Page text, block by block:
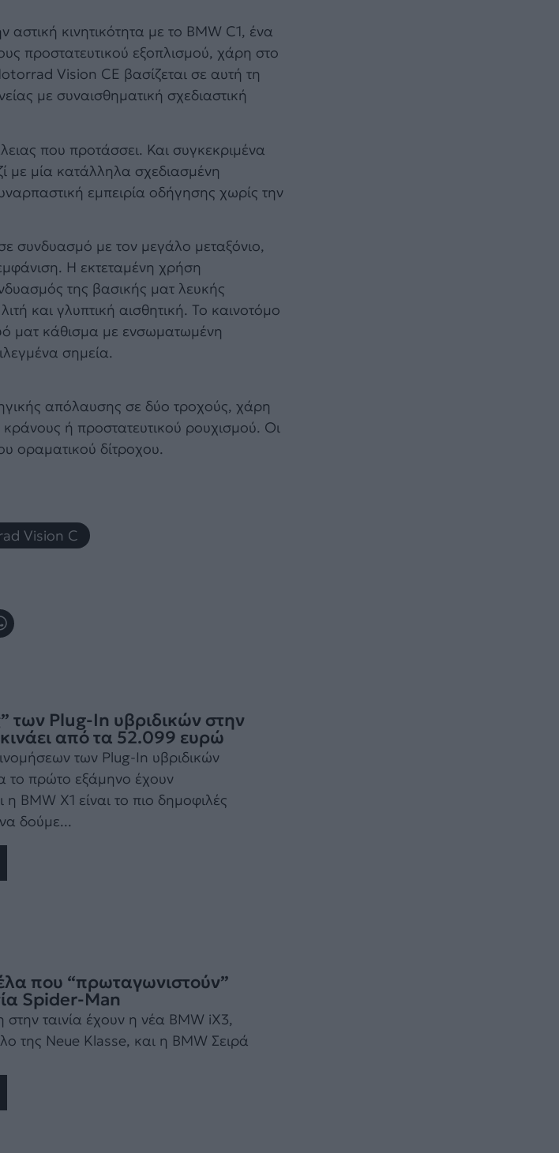
κινητικότητα με το BMW C1, ένα
προστατευτικού εξοπλισμού, χάρη στο
Vision CE βασίζεται σε αυτή τη
με συναισθηματική σχεδιαστική
που προτάσσει. Και συγκεκριμένα
με μία κατάλληλα σχεδιασμένη
εμπειρία οδήγησης χωρίς την
συνδυασμό με τον μεγάλο μεταξόνιο,
Η εκτεταμένη χρήση
της βασικής ματ λευκής
και γλυπτική αισθητική. Το καινοτόμο
ματ κάθισμα με ενσωματωμένη
σημεία.
απόλαυσης σε δύο τροχούς, χάρη
ή προστατευτικού ρουχισμού. Οι
οραματικού δίτροχου.
Vision C
των Plug-In υβριδικών στην
από τα 52.099 ευρώ
των Plug-In υβριδικών
το πρώτο εξάμηνο έχουν
η BMW X1 είναι το πιο δημοφιλές
δούμε...
που “πρωταγωνιστούν”
Spider-Man
στην ταινία έχουν η νέα BMW iX3,
της Neue Klasse, και η BMW Σειρά